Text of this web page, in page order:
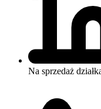
Na sprzedaż